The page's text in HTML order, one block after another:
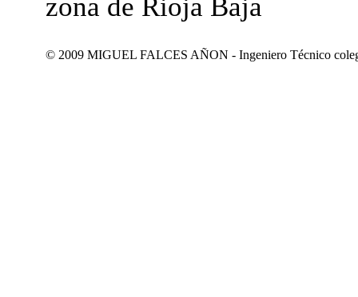
zona de Rioja Baja
© 2009 MIGUEL FALCES AÑON - Ingeniero Técnico